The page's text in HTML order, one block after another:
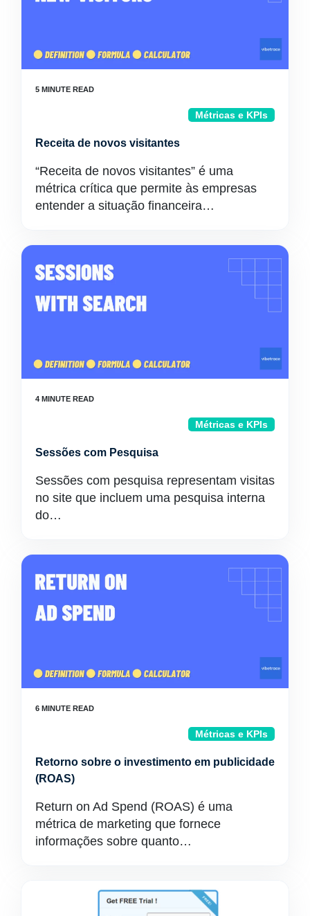
Métricas e KPIs
Receita de novos visitantes
“Receita de novos visitantes” é uma
métrica crítica que permite às empresas
entender a situação financeira…
Métricas e KPIs
Sessões com Pesquisa
Sessões com pesquisa representam visitas
no site que incluem uma pesquisa interna
do…
Métricas e KPIs
Retorno sobre o investimento em publicidade
(ROAS)
Return on Ad Spend (ROAS) é uma
métrica de marketing que fornece
informações sobre quanto…